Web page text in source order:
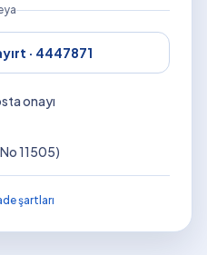
· 4447871
onayı
11505)
şartları